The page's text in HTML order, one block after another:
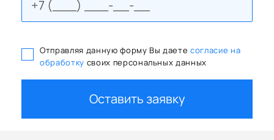
Отправляя данную форму Вы даете согласие на
обработку своих персональных данных
Оставить заявку